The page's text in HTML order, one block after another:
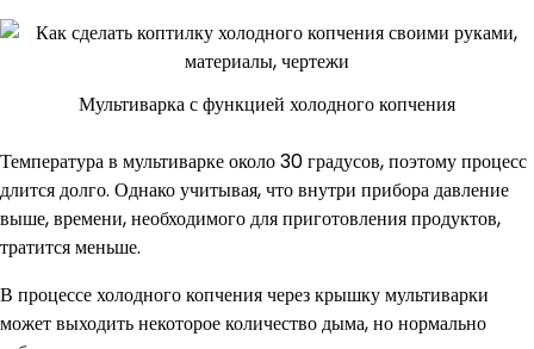
Мультиварка с функцией холодного копчения
Температура в мультиварке около 30 градусов, поэтому процесс
длится долго. Однако учитывая, что внутри прибора давление
выше, времени, необходимого для приготовления продуктов,
тратится меньше.
В процессе холодного копчения через крышку мультиварки
может выходить некоторое количество дыма, но нормально